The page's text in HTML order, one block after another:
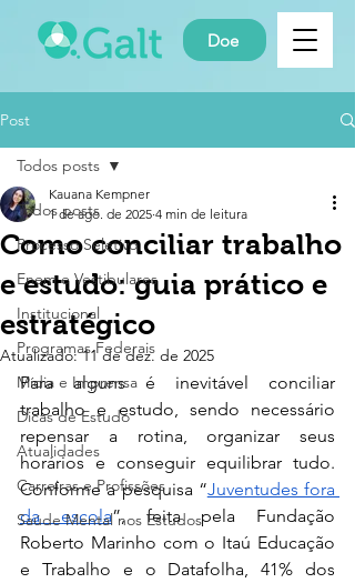
Doe
Post
Todos posts
Processo Seletivo
Enem e Vestibulares
Institucional
Programas Federais
Mídia e Imprensa
Dicas de Estudo
Atualidades
Carreiras e Profissões
Saúde Mental nos Estudos
Todos posts
Como conciliar trabalho
e estudo: guia prático e
estratégico
Kauana Kempner
1 de ago. de 2025 4 min de leitura
Atualizado:11 de dez. de 2025
Para alguns é inevitável conciliar
trabalho e estudo, sendo necessário
repensar a rotina, organizar seus
horários e conseguir equilibrar tudo.
Conforme a pesquisa “Juventudes fora
da escola”, feita pela Fundação
Roberto Marinho com o Itaú Educação
e Trabalho e o Datafolha, 41% dos